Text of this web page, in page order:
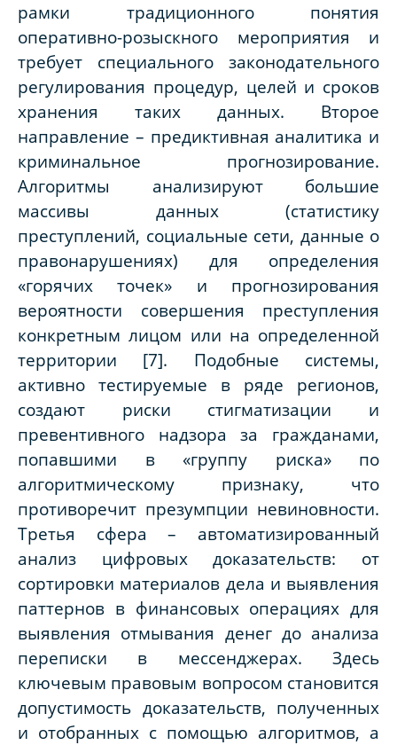
рамки традиционного понятия
оперативно-розыскного мероприятия и
требует специального законодательного
регулирования процедур, целей и сроков
хранения таких данных. Второе
направление – предиктивная аналитика и
криминальное прогнозирование.
Алгоритмы анализируют большие
массивы данных (статистику
преступлений, социальные сети, данные о
правонарушениях) для определения
«горячих точек» и прогнозирования
вероятности совершения преступления
конкретным лицом или на определенной
территории [7]. Подобные системы,
активно тестируемые в ряде регионов,
создают риски стигматизации и
превентивного надзора за гражданами,
попавшими в «группу риска» по
алгоритмическому признаку, что
противоречит презумпции невиновности.
Третья сфера – автоматизированный
анализ цифровых доказательств: от
сортировки материалов дела и выявления
паттернов в финансовых операциях для
выявления отмывания денег до анализа
переписки в мессенджерах. Здесь
ключевым правовым вопросом становится
допустимость доказательств, полученных
и отобранных с помощью алгоритмов, а